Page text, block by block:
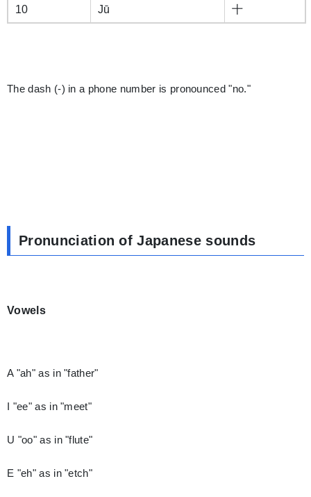
10 Jū 十
The dash (-) in a phone number is pronounced "no."
Pronunciation of Japanese sounds
Vowels
A "ah" as in "father"
I "ee" as in "meet"
U "oo" as in "flute"
E "eh" as in "etch"